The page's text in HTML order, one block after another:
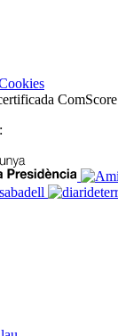
ComScore